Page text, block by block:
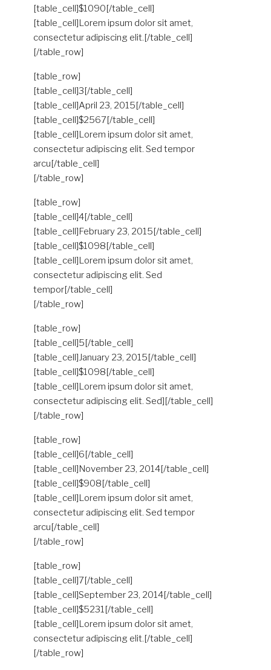
[table_cell]$1090[/table_cell]
[table_cell]Lorem ipsum dolor sit amet,
consectetur adipiscing elit.[/table_cell]
[/table_row]
[table_row]
[table_cell]3[/table_cell]
[table_cell]April 23, 2015[/table_cell]
[table_cell]$2567[/table_cell]
[table_cell]Lorem ipsum dolor sit amet,
consectetur adipiscing elit. Sed tempor
arcu[/table_cell]
[/table_row]
[table_row]
[table_cell]4[/table_cell]
[table_cell]February 23, 2015[/table_cell]
[table_cell]$1098[/table_cell]
[table_cell]Lorem ipsum dolor sit amet,
consectetur adipiscing elit. Sed
tempor[/table_cell]
[/table_row]
[table_row]
[table_cell]5[/table_cell]
[table_cell]January 23, 2015[/table_cell]
[table_cell]$1098[/table_cell]
[table_cell]Lorem ipsum dolor sit amet,
consectetur adipiscing elit. Sed][/table_cell]
[/table_row]
[table_row]
[table_cell]6[/table_cell]
[table_cell]November 23, 2014[/table_cell]
[table_cell]$908[/table_cell]
[table_cell]Lorem ipsum dolor sit amet,
consectetur adipiscing elit. Sed tempor
arcu[/table_cell]
[/table_row]
[table_row]
[table_cell]7[/table_cell]
[table_cell]September 23, 2014[/table_cell]
[table_cell]$5231[/table_cell]
[table_cell]Lorem ipsum dolor sit amet,
consectetur adipiscing elit.[/table_cell]
[/table_row]